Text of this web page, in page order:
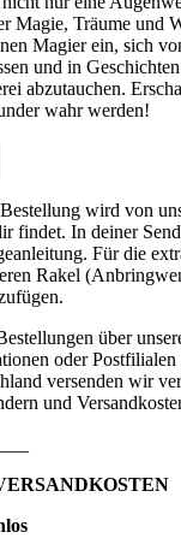
Magie, Träume und
Magier ein, sich
und in
abzutauchen.
wahr werden!
wird von
findet. In deiner
Für die
Rakel
über
oder
versenden wir
und